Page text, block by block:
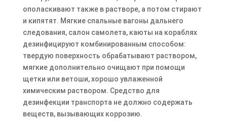
ополаскивают также в растворе, а потом стирают
и кипятят. Мягкие спальные вагоны дальнего
следования, салон самолета, каюты на кораблях
дезинфицируют комбинированным способом:
твердую поверхность обрабатывают раствором,
мягкие дополнительно очищают при помощи
щетки или ветоши, хорошо увлаженной
химическим раствором. Средство для
дезинфекции транспорта не должно содержать
веществ, вызывающих коррозию.